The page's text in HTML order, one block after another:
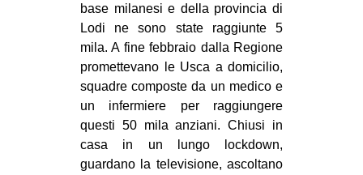
base milanesi e della provincia di
Lodi ne sono state raggiunte 5
mila. A fine febbraio dalla Regione
promettevano le Usca a domicilio,
squadre composte da un medico e
un infermiere per raggiungere
questi 50 mila anziani. Chiusi in
casa in un lungo lockdown,
guardano la televisione, ascoltano